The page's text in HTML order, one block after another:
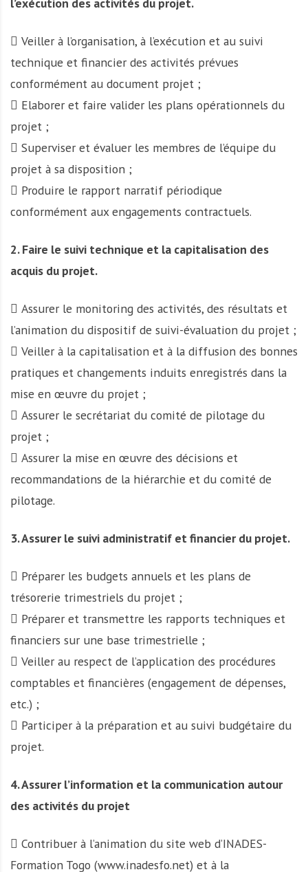
 Veiller à l’organisation, à l’exécution et au suivi
technique et financier des activités prévues
conformément au document projet ;
 Elaborer et faire valider les plans opérationnels du
projet ;
 Superviser et évaluer les membres de l’équipe du
projet à sa disposition ;
 Produire le rapport narratif périodique
conformément aux engagements contractuels.
2. Faire le suivi technique et la capitalisation des
acquis du projet.
 Assurer le monitoring des activités, des résultats et
l’animation du dispositif de suivi-évaluation du projet ;
 Veiller à la capitalisation et à la diffusion des bonnes
pratiques et changements induits enregistrés dans la
mise en œuvre du projet ;
 Assurer le secrétariat du comité de pilotage du
projet ;
 Assurer la mise en œuvre des décisions et
recommandations de la hiérarchie et du comité de
pilotage.
3. Assurer le suivi administratif et financier du projet.
 Préparer les budgets annuels et les plans de
trésorerie trimestriels du projet ;
 Préparer et transmettre les rapports techniques et
financiers sur une base trimestrielle ;
 Veiller au respect de l’application des procédures
comptables et financières (engagement de dépenses,
etc.) ;
 Participer à la préparation et au suivi budgétaire du
projet.
4. Assurer l’information et la communication autour
des activités du projet
 Contribuer à l’animation du site web d’INADES-
Formation Togo (www.inadesfo.net) et à la